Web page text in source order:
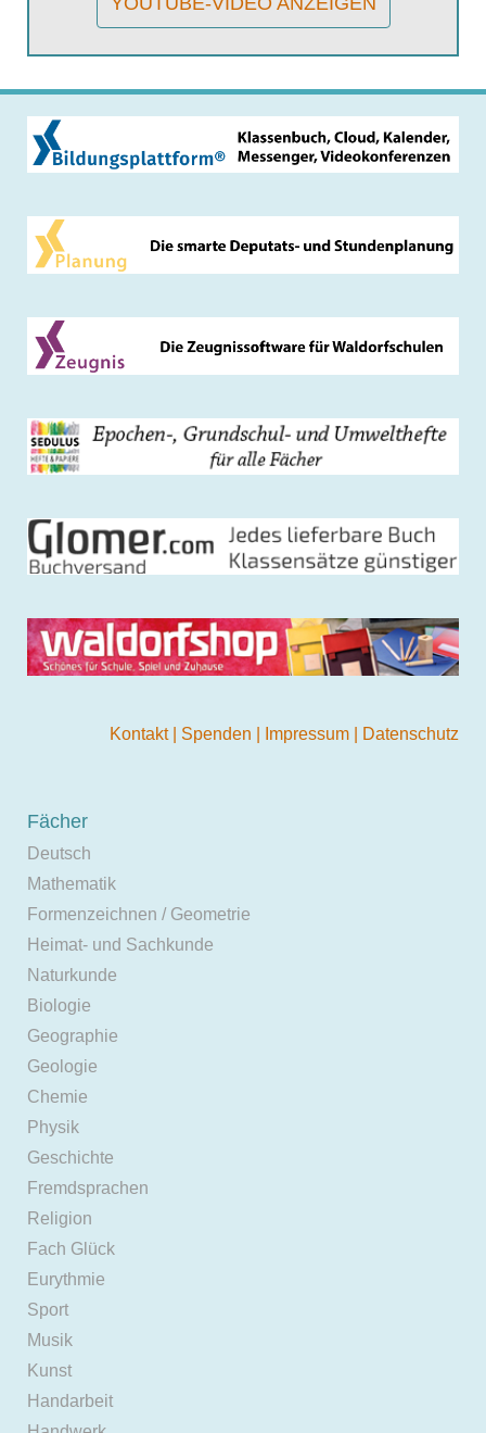
Kontakt Spenden Impressum Datenschutz
Fächer
Deutsch
Mathematik
Formenzeichnen / Geometrie
Heimat- und Sachkunde
Naturkunde
Biologie
Geographie
Geologie
Chemie
Physik
Geschichte
Fremdsprachen
Religion
Fach Glück
Eurythmie
Sport
Musik
Kunst
Handarbeit